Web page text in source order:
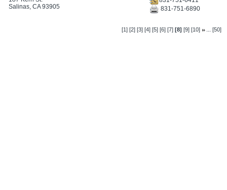
Salinas, CA 93905
831-751-6890
[1] [2] [3] [4] [5] [6] [7] [8] [9] [10] ...[50]